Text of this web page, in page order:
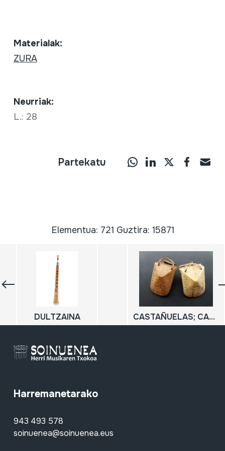
Materialak:
ZURA
Neurriak:
L.: 28
Partekatu
Elementua: 721 Guztira: 15871
DULTZAINA CASTAÑUELAS; CASTAÑUELAS DE PADIR EL AGINALDO EN ARAMENDIA
Harremanetarako
943 493 578
soinuenea@soinuenea.eus